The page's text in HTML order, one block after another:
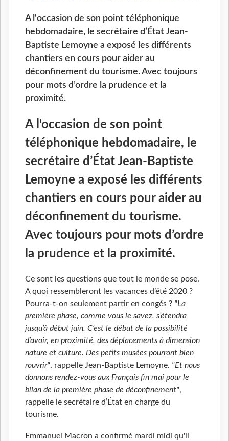
A l'occasion de son point téléphonique
hebdomadaire, le secrétaire d’État Jean-
Baptiste Lemoyne a exposé les différents
chantiers en cours pour aider au
déconfinement du tourisme. Avec toujours
pour mots d’ordre la prudence et la
proximité.
A l'occasion de son point
téléphonique hebdomadaire, le
secrétaire d’État Jean-Baptiste
Lemoyne a exposé les différents
chantiers en cours pour aider au
déconfinement du tourisme.
Avec toujours pour mots d’ordre
la prudence et la proximité.
Ce sont les questions que tout le monde se pose.
A quoi ressembleront les vacances d’été 2020 ?
Pourra-t-on seulement partir en congés ? "La
première phase, comme vous le savez, s’étendra
jusqu’à début juin. C’est le début de la possibilité
d’avoir, en proximité, des déplacements à dimension
nature et culture. Des petits musées pourront bien
rouvrir", rappelle Jean-Baptiste Lemoyne. "Et nous
donnons rendez-vous aux Français fin mai pour le
bilan de la première phase de déconfinement",
rappelle le secrétaire d’État en charge du
tourisme.
Emmanuel Macron a confirmé mardi midi qu'il